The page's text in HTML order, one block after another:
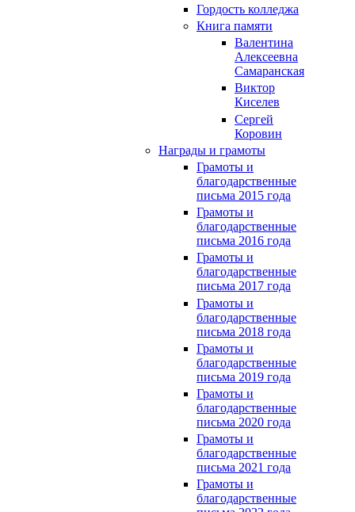
Гордость колледжа
Книга памяти
Валентина
Алексеевна
Самаранская
Виктор
Киселев
Сергей
Коровин
Награды и грамоты
Грамоты и
благодарственные
письма 2015 года
Грамоты и
благодарственные
письма 2016 года
Грамоты и
благодарственные
письма 2017 года
Грамоты и
благодарственные
письма 2018 года
Грамоты и
благодарственные
письма 2019 года
Грамоты и
благодарственные
письма 2020 года
Грамоты и
благодарственные
письма 2021 года
Грамоты и
благодарственные